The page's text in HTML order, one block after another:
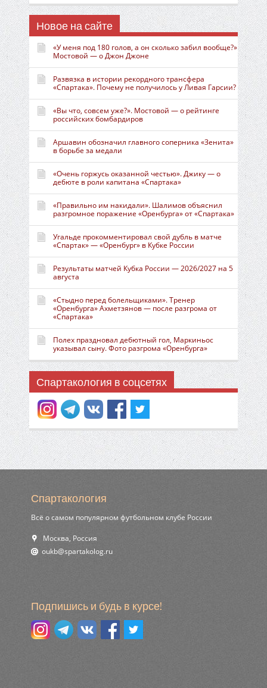
Новое на сайте
«У меня под 180 голов, а он сколько забил вообще?»
Мостовой — о Джон Джоне
Развязка в истории рекордного трансфера
«Спартака». Почему не получилось у Ливая Гарсии?
«Вы что, совсем уже?». Мостовой — о рейтинге
российских бомбардиров
Аршавин обозначил главного соперника «Зенита»
в борьбе за медали
«Очень горжусь оказанной честью». Джику — о
дебюте в роли капитана «Спартака»
«Правильно им накидали». Шалимов объяснил
разгромное поражение «Оренбурга» от «Спартака»
Угальде прокомментировал свой дубль в матче
«Спартак» — «Оренбург» в Кубке России
Результаты матчей Кубка России — 2026/2027 на 5
августа
«Стыдно перед болельщиками». Тренер
«Оренбурга» Ахметзянов — после разгрома от
«Спартака»
Полех праздновал дебютный гол, Маркиньос
указывал сыну. Фото разгрома «Оренбурга»
Спартакология в соцсетях
Спартакология
Всё о самом популярном футбольном клубе России
Москва, Россия
ur.golokatraps@bkuo
Подпишись и будь в курсе!